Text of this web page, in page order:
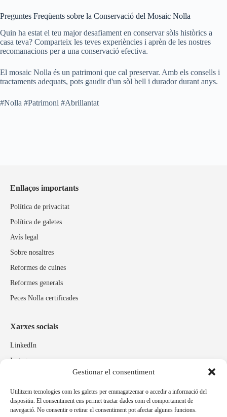
Gestionar el consentiment
Utilitzem tecnologies com les galetes per emmagatzemar o accedir a informació del
dispositiu. El consentiment ens permet tractar dades com el comportament de
navegació. No consentir o retirar el consentiment pot afectar algunes funcions.
Preguntes Freqüents sobre la Conservació del Mosaic Nolla
Quin ha estat el teu major desafiament en conservar sòls històrics a
casa teva? Comparteix les teves experiències i aprèn de les nostres
recomanacions per a una conservació efectiva.
El mosaic Nolla és un patrimoni que cal preservar. Amb els consells i
tractaments adequats, pots gaudir d'un sòl bell i durador durant anys.
#Nolla #Patrimoni #Abrillantat
Enllaços importants
Política de privacitat
Política de galetes
Avís legal
Sobre nosaltres
Reformes de cuines
Reformes generals
Peces Nolla certificades
Xarxes socials
LinkedIn
Instagram
Marques relacionades